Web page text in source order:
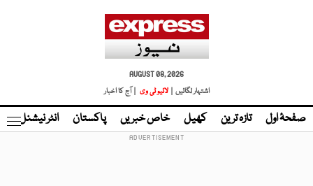
AUGUST 08, 2026
اشتہار لگائیں |
لائیو ٹی وی | آج کا اخبار
صفحۂ اول تازہ ترین کھیل خاص خبریں پاکستان انٹر نیشنل